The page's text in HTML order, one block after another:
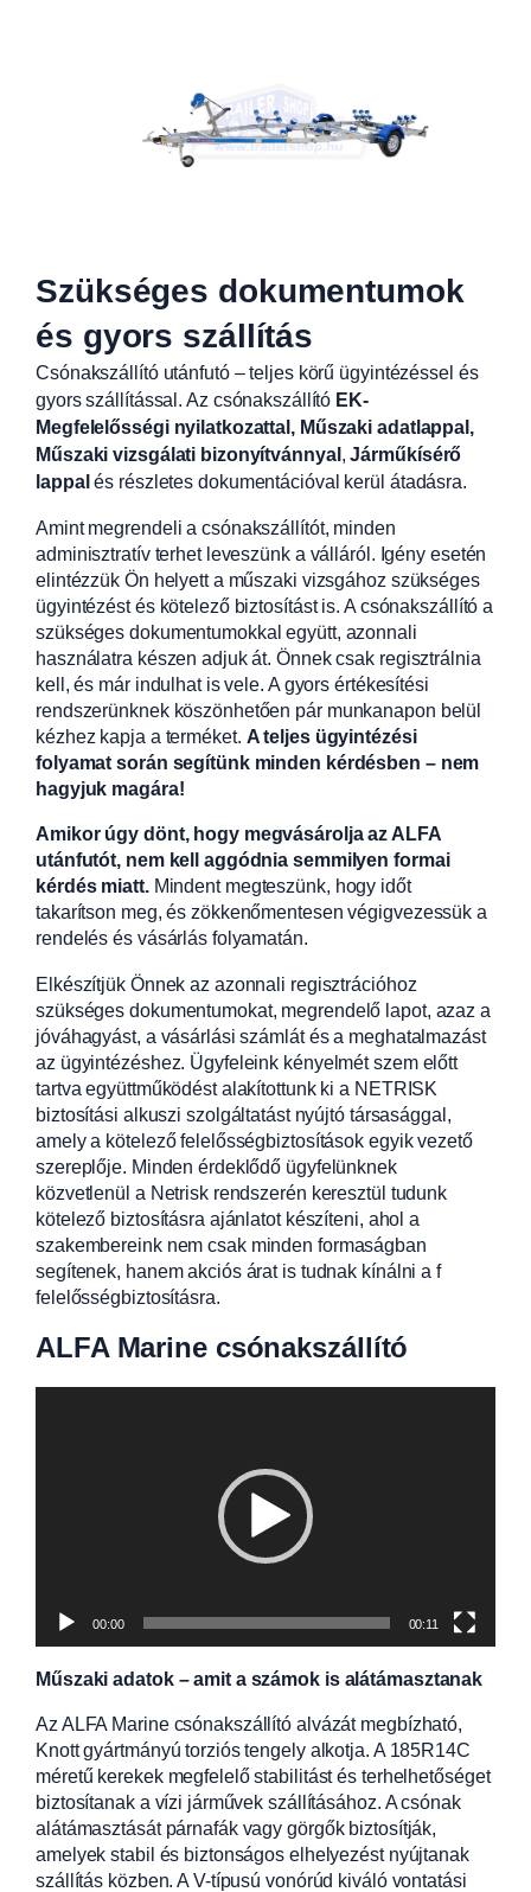
Szükséges dokumentumok
és gyors szállítás
Csónakszállító utánfutó – teljes körű ügyintézéssel és
gyors szállítással. Az csónakszállító EK-
Megfelelősségi nyilatkozattal, Műszaki adatlappal,
Műszaki vizsgálati bizonyítvánnyal ,Járműkísérő
lappal és részletes dokumentációval kerül átadásra.
Amint megrendeli a csónakszállítót, minden
adminisztratív terhet leveszünk a válláról. Igény esetén
elintézzük Ön helyett a műszaki vizsgához szükséges
ügyintézést és kötelező biztosítást is. A csónakszállító a
szükséges dokumentumokkal együtt, azonnali
használatra készen adjuk át. Önnek csak regisztrálnia
kell, és már indulhat is vele. A gyors értékesítési
rendszerünknek köszönhetően pár munkanapon belül
kézhez kapja a terméket. A teljes ügyintézési
folyamat során segítünk minden kérdésben – nem
hagyjuk magára!
Amikor úgy dönt, hogy megvásárolja az ALFA
utánfutót, nem kell aggódnia semmilyen formai
kérdés miatt. Mindent megteszünk, hogy időt
takarítson meg, és zökkenőmentesen végigvezessük a
rendelés és vásárlás folyamatán.
Elkészítjük Önnek az azonnali regisztrációhoz
szükséges dokumentumokat, megrendelő lapot, azaz a
jóváhagyást, a vásárlási számlát és a meghatalmazást
az ügyintézéshez. Ügyfeleink kényelmét szem előtt
tartva együttműködést alakítottunk ki a NETRISK
biztosítási alkuszi szolgáltatást nyújtó társasággal,
amely a kötelező felelősségbiztosítások egyik vezető
szereplője. Minden érdeklődő ügyfelünknek
közvetlenül a Netrisk rendszerén keresztül tudunk
kötelező biztosításra ajánlatot készíteni, ahol a
szakembereink nem csak minden formaságban
segítenek, hanem akciós árat is tudnak kínálni a f
felelősségbiztosításra.
ALFA Marine csónakszállító
00:00 00:11
Műszaki adatok – amit a számok is alátámasztanak
Az ALFA Marine csónakszállító alvázát megbízható,
Knott gyártmányú torziós tengely alkotja. A 185R14C
méretű kerekek megfelelő stabilitást és terhelhetőséget
biztosítanak a vízi járművek szállításához. A csónak
alátámasztását párnafák vagy görgők biztosítják,
amelyek stabil és biztonságos elhelyezést nyújtanak
szállítás közben. A V-típusú vonórúd kiváló vontatási